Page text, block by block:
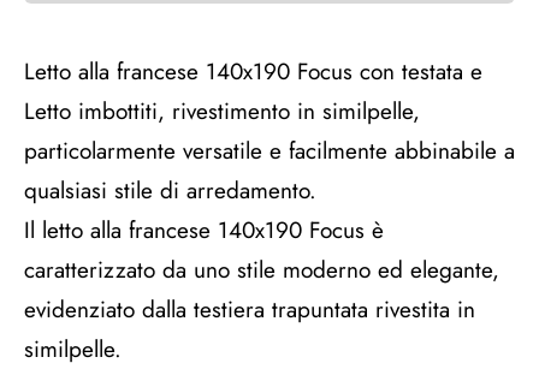
Letto alla francese 140x190 Focus con testata e
Letto imbottiti, rivestimento in similpelle,
particolarmente versatile e facilmente abbinabile a
qualsiasi stile di arredamento.
Il letto alla francese 140x190 Focus è
caratterizzato da uno stile moderno ed elegante,
evidenziato dalla testiera trapuntata rivestita in
similpelle.